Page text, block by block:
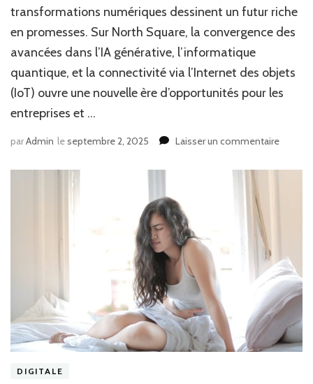
transformations numériques dessinent un futur riche
en promesses. Sur North Square, la convergence des
avancées dans l’IA générative, l’informatique
quantique, et la connectivité via l’Internet des objets
(IoT) ouvre une nouvelle ère d’opportunités pour les
entreprises et …
parAdmin leseptembre 2, 2025 Laisser un commentairesur
les
Square
:
IA
et
DIGITALE